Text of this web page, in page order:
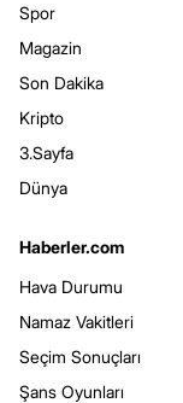
Spor
Magazin
Son Dakika
Kripto
3.Sayfa
Dünya
Haberler.com
Hava Durumu
Namaz Vakitleri
Seçim Sonuçları
Şans Oyunları